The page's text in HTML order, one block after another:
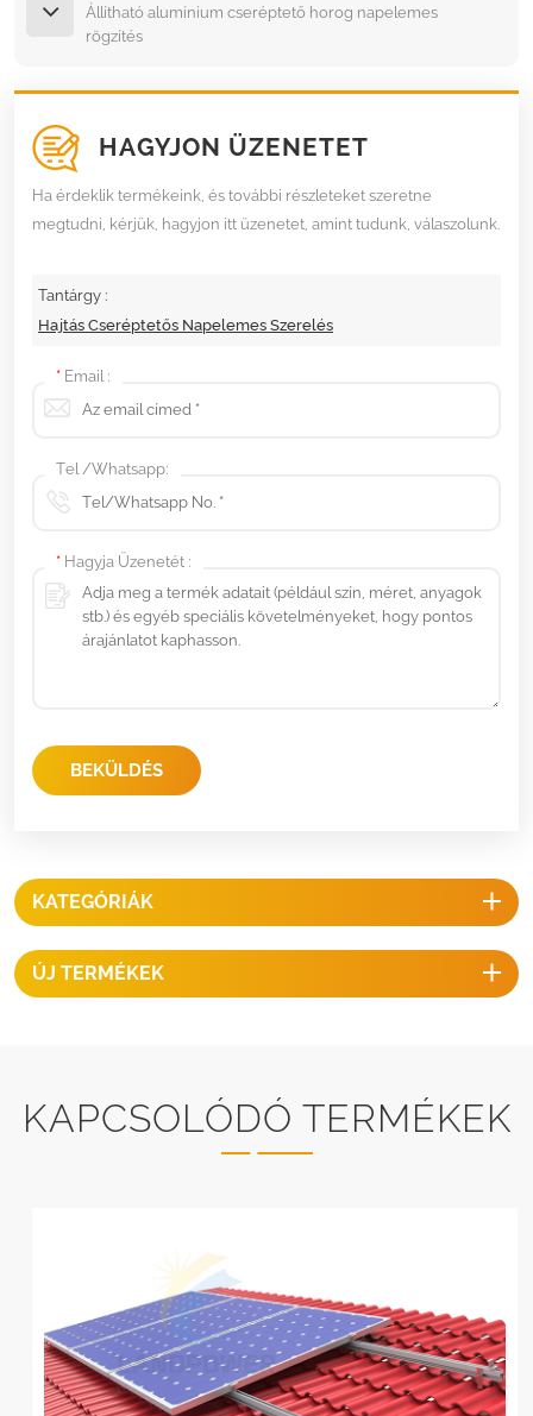
Állítható alumínium cseréptető horog napelemes
rögzítés
HAGYJON ÜZENETET
Ha érdeklik termékeink, és további részleteket szeretne
megtudni, kérjük, hagyjon itt üzenetet, amint tudunk, válaszolunk.
Tantárgy :
Hajtás Cseréptetős Napelemes Szerelés
* Email :
Tel /Whatsapp:
* Hagyja Üzenetét :
BEKÜLDÉS
KATEGÓRIÁK
ÚJ TERMÉKEK
KAPCSOLÓDÓ TERMÉKEK